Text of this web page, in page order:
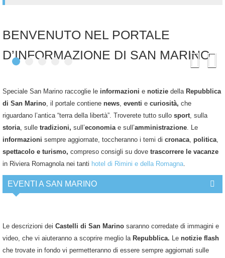
BENVENUTO NEL PORTALE
D’INFORMAZIONE DI SAN MARINO
Speciale San Marino raccoglie le informazioni e notizie della Repubblica
di San Marino, il portale contiene news, eventi e curiosità, che
riguardano l’antica “terra della libertà”. Troverete tutto sullo sport, sulla
storia, sulle tradizioni, sull’economiae sull’amministrazione. Le
informazioni sempre aggiornate, toccheranno i temi di cronaca, politica,
spettacolo e turismo, compreso consigli su dove trascorrere le vacanze
in Riviera Romagnola nei tanti hotel di Rimini e della Romagna.
EVENTI A SAN MARINO
Le descrizioni dei Castelli di San Marino saranno corredate di immagini e
video, che vi aiuteranno a scoprire meglio la Repubblica. Le notizie flash
che trovate in fondo vi permetteranno di essere sempre aggiornati sulle